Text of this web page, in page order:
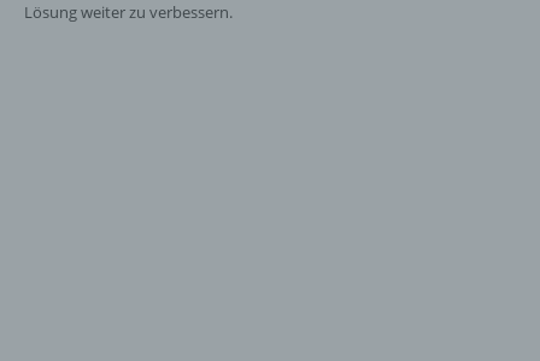
Lösung weiter zu verbessern.